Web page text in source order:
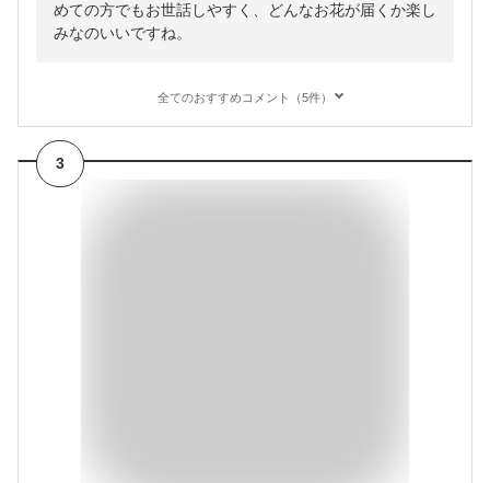
めての方でもお世話しやすく、どんなお花が届くか楽し
みなのいいですね。
全てのおすすめコメント（5件）
3